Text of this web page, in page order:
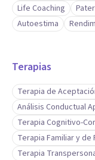
Life Coaching
Autoestima
Terapias
Terapia de
Análisis Conductual
Terapia Cognitivo-
Terapia Familiar y de
Terapia